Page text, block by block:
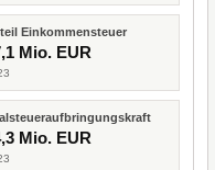
Einkommensteuer
Mio. EUR
Mio. EUR